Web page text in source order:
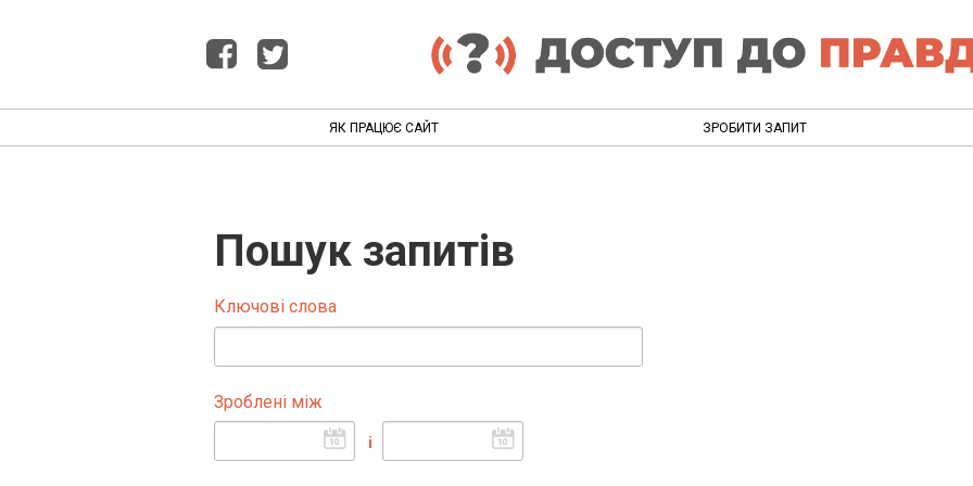
ЯК ПРАЦЮЄ САЙТ ЗРОБИТИ ЗАПИТ
Пошук запитів
Ключові слова
Зроблені між
і